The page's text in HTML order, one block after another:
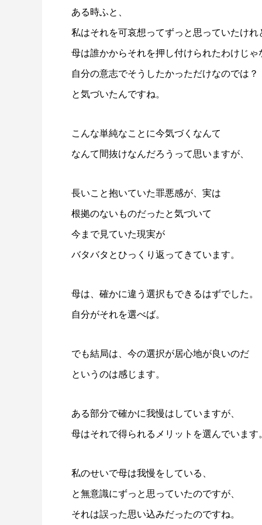
ある時ふと、
私はそれを可哀想ってずっと思っていたけれ
母は誰かからそれを押し付けられたわけじゃ
自分の意志でそうしたかっただけなのでは？
と気づいたんですね。
こんな単純なことに今気づくなんて
なんて間抜けなんだろうって思いますが、
長いこと抱いていた罪悪感が、実は
根拠のないものだったと気づいて
今まで見ていた現実が
バタバタとひっくり返ってきています。
母は、確かに違う選択もできるはずでした。
自分がそれを選べば。
でも結局は、今の選択が居心地が良いのだ
というのは感じます。
ある部分で確かに我慢はしていますが、
母はそれで得られるメリットを選んでいます
私のせいで母は我慢をしている、
と無意識にずっと思っていたのですが、
それは誤った思い込みだったのですね。